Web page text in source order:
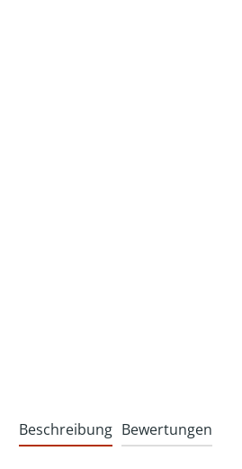
Beschreibung Bewertungen